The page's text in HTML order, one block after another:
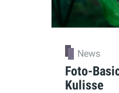
News
Foto-
Kulisse